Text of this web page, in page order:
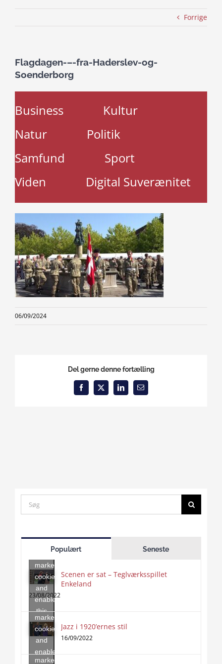
Forrige
Flagdagen-–-fra-Haderslev-og-
Soenderborg
Business
Kultur
Natur
Politik
Samfund
Sport
Viden
Digital Suverænitet
06/09/2024
Del gerne denne fortælling
Facebook
X LinkedInEmail
Search
for:
Populært Seneste
accept
marketing
cookies
and
enable
this
content
Scenen er sat – Teglværksspillet
Enkeland
23/08/2022
Click
to
marketing
cookies
and
enable
Jazz i 1920’ernes stil
16/09/2022
Click
to
accept
marketing